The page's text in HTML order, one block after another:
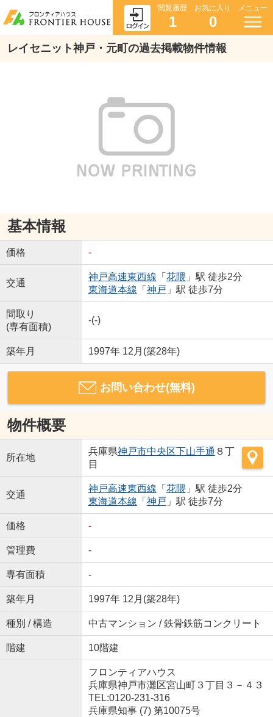
閲覧履歴
1
お気に入り
0
メニュー
レイセニット神戸・元町の過去掲載物件情報
基本情報
価格 -
交通
神戸高速東西線 「 花隈」駅 徒歩2分
東海道本線 「 神戸 」駅 徒歩7分
間取り
(専有面積)
-(-)
築年月 1997年 12月(築28年)
お問い合わせ(無料)
物件概要
所在地
兵庫県神戸市中央区下山手通 ８丁
目
交通
神戸高速東西線 「 花隈」駅 徒歩2分
東海道本線 「 神戸 」駅 徒歩7分
価格 -
管理費 -
専有面積 -
築年月 1997年 12月(築28年)
種別 / 構造 中古マンション / 鉄骨鉄筋コンクリート
階建 10階建
フロンティアハウス
兵庫県神戸市灘区宮山町３丁目３－４３
TEL:0120-231-316
兵庫県知事 (7) 第10075号